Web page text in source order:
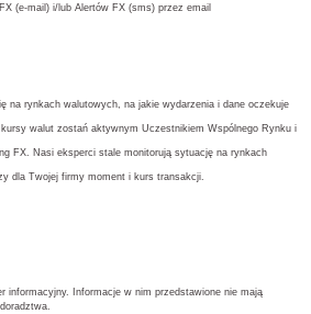
(e-mail) i/lub Alertów FX (sms) przez email
na rynkach walutowych, na jakie wydarzenia i dane oczekuje
walut zostań aktywnym Uczestnikiem Wspólnego Rynku i
FX. Nasi eksperci stale monitorują sytuację na rynkach
dla Twojej firmy moment i kurs transakcji.
informacyjny. Informacje w nim przedstawione nie mają